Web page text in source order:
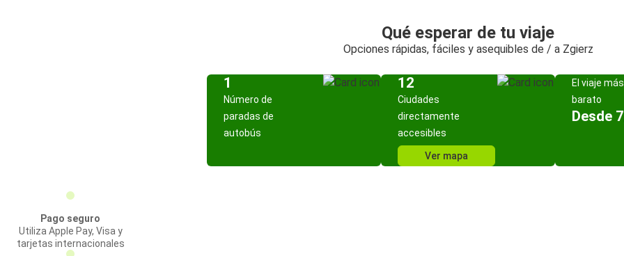
Qué esperar de tu viaje
Opciones rápidas, fáciles y asequibles de / a Zgierz
1
Número de
paradas de
autobús
12
Ciudades
directamente
accesibles
Ver mapa
El viaje más
barato
Desde
Pago seguro
Utiliza Apple Pay, Visa y
tarjetas internacionales